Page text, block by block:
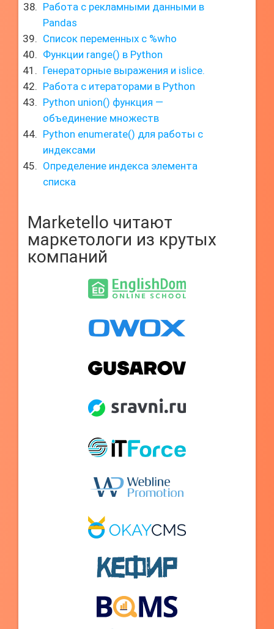
Работа с рекламными данными в
Pandas
Список переменных с %who
Функции range() в Python
Генераторные выражения и islice.
Работа с итераторами в Python
Python union() функция —
объединение множеств
Python enumerate() для работы с
индексами
Определение индекса элемента
списка
Marketello читают
маркетологи из крутых
компаний